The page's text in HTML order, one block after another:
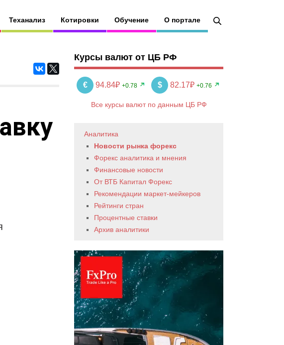
Теханализ Котировки Обучение О портале
Курсы валют от ЦБ РФ
€ 94.84₽ +0.78 $ 82.17₽ +0.76
Все курсы валют по данным ЦБ РФ
Аналитика
Новости рынка форекс
Форекс аналитика и мнения
Финансовые новости
От ВТБ Капитал Форекс
Рекомендации маркет-мейкеров
Рейтинги стран
Процентные ставки
Архив аналитики